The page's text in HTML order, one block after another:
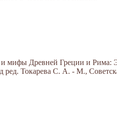
мифы Древней Греции и Рима:
Токарева С. А. - М.,